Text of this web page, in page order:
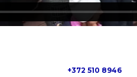
+372 510 8946